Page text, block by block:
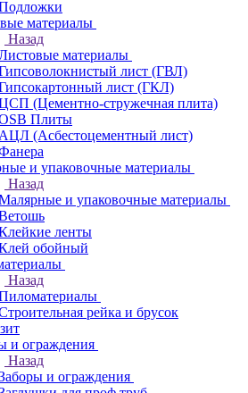
материалы
Назад
материалы
лист (ГВЛ)
лист (ГКЛ)
(Цементно-стружечная плита)
Плиты
АЦЛ (Асбестоцементный лист)
и упаковочные материалы
Назад
и упаковочные материалы
ленты
обойный
Назад
рейка и брусок
и ограждения
Назад
и ограждения